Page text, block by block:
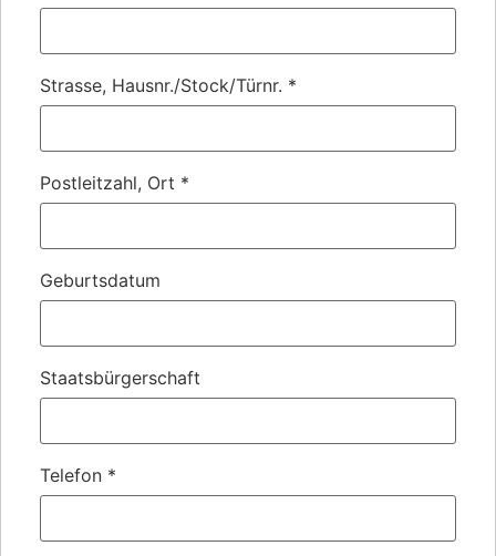
Strasse, Hausnr./Stock/Türnr. *
Postleitzahl, Ort *
Geburtsdatum
Staatsbürgerschaft
Telefon *